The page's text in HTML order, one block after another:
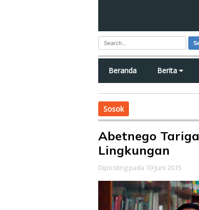
Beranda Berita
Sosok
Abetnego
Lingkungan
Diposting pada 10 Juni 2015